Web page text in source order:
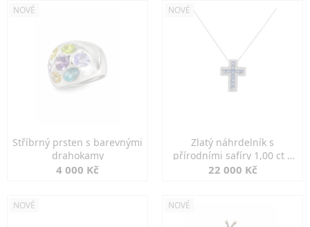
NOVÉ
Stříbrný prsten s barevnými
drahokamy
4 000 Kč
NOVÉ
Zlatý náhrdelník s
přírodními safíry 1,00 ct a
diamanty
22 000 Kč
NOVÉ NOVÉ